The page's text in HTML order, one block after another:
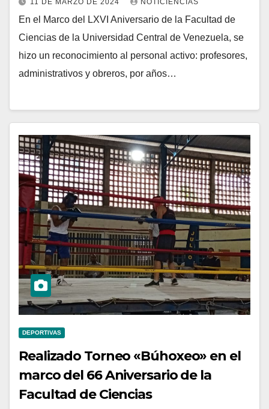
11 DE MARZO DE 2024 NOTICIENCIAS
En el Marco del LXVI Aniversario de la Facultad de
Ciencias de la Universidad Central de Venezuela, se
hizo un reconocimiento al personal activo: profesores,
administrativos y obreros, por años…
DEPORTIVAS
Realizado Torneo «Búhoxeo» en el
marco del 66 Aniversario de la
Facultad de Ciencias